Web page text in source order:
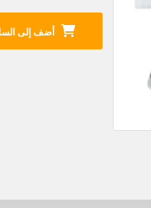
أضف إلى